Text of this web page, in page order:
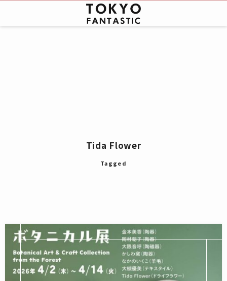
Tida Flower
Tagged